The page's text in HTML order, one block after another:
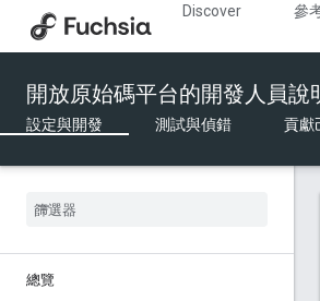
Discover 參
開放原始碼平台的開發人員說
設定與開發 測試與偵錯 貢獻
總覽